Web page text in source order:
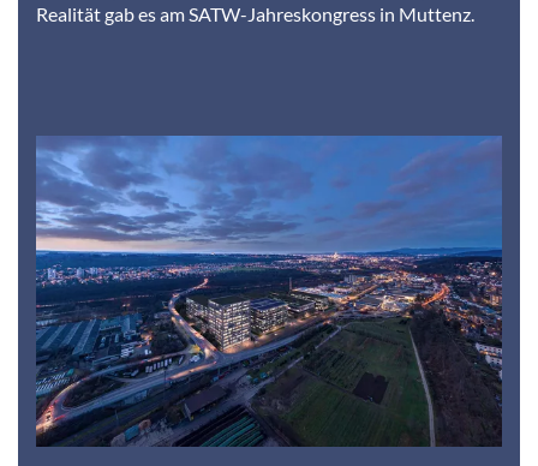
Realität gab es am SATW-Jahreskongress in Muttenz.